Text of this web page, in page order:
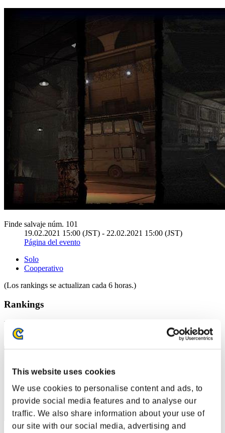
This website uses cookies
We use cookies to personalise content and ads, to
provide social media features and to analyse our
traffic. We also share information about your use of
our site with our social media, advertising and
Finde salvaje núm. 101
19.02.2021 15:00 (JST) - 22.02.2021 15:00 (JST)
Página del evento
Solo
Cooperativo
(Los rankings se actualizan cada 6 horas.)
Rankings
Posición